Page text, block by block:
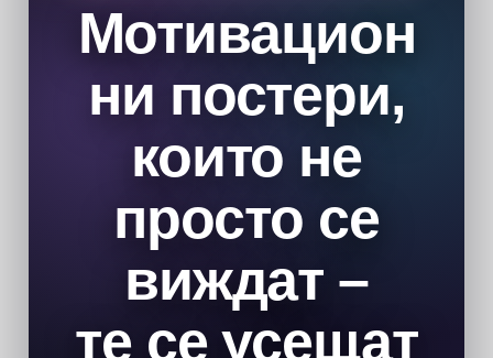
Мотивацион
ни постери,
които не
просто се
виждат –
те се усещат